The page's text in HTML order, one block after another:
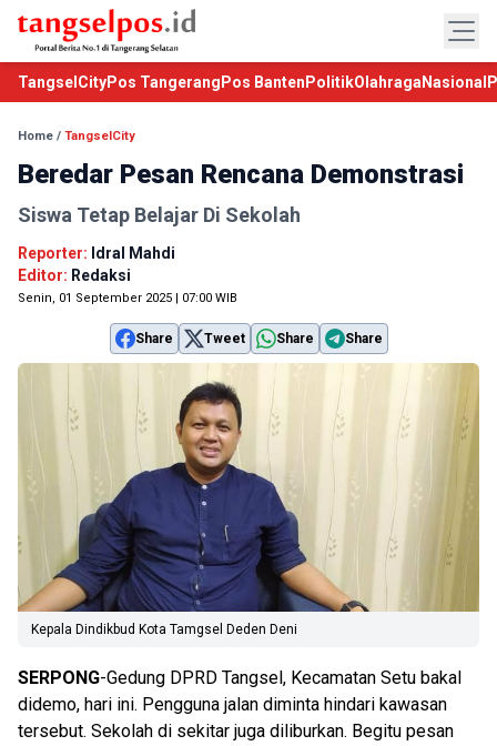
TangselCityPos Tangerang Pos Banten PolitikOlahraga Nasional
Home / TangselCity
Beredar Pesan Rencana Demonstrasi
Siswa Tetap Belajar Di Sekolah
Reporter: Idral Mahdi
Editor: Redaksi
Senin, 01 September 2025 | 07:00 WIB
Share Tweet Share Share
Kepala Dindikbud Kota Tamgsel Deden Deni
SERPONG-Gedung DPRD Tangsel, Kecamatan Setu bakal
didemo, hari ini. Pengguna jalan diminta hindari kawasan
tersebut. Sekolah di sekitar juga diliburkan. Begitu pesan